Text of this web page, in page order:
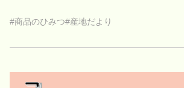
#商品のひみつ#産地だより